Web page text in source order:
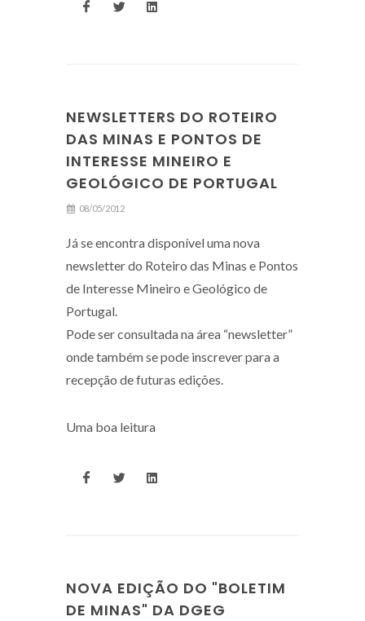
NEWSLETTERS DO ROTEIRO
DAS MINAS E PONTOS DE
INTERESSE MINEIRO E
GEOLÓGICO DE PORTUGAL
08/05/2012
Já se encontra disponível uma nova
newsletter do Roteiro das Minas e Pontos
de Interesse Mineiro e Geológico de
Portugal.
Pode ser consultada na área “newsletter”
onde também se pode inscrever para a
recepção de futuras edições.
Uma boa leitura
NOVA EDIÇÃO DO "BOLETIM
DE MINAS" DA DGEG